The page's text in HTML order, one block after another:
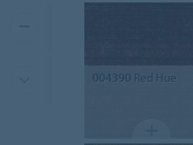
004390 Red Hue